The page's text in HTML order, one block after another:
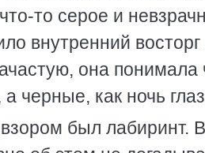
то серое и
внутренний
она понимала
черные, как ночь
был лабиринт.